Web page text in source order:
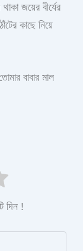
জয়ের বীর্যের
কাছে নিয়ে
বাবার মাল
দিন !